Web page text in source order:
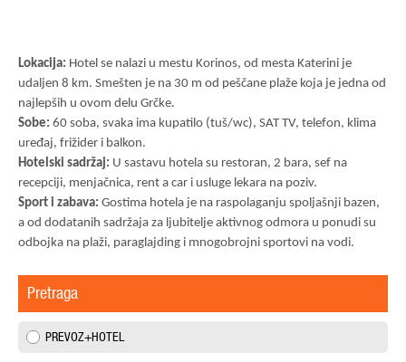
Lokacija: Hotel se nalazi u mestu Korinos, od mesta Katerini je
udaljen 8 km. Smešten je na 30 m od peščane plaže koja je jedna od
najlepših u ovom delu Grčke.
Sobe: 60 soba, svaka ima kupatilo (tuš/wc), SAT TV, telefon, klima
uređaj, frižider i balkon.
Hotelski sadržaj: U sastavu hotela su restoran, 2 bara, sef na
recepciji, menjačnica, rent a car i usluge lekara na poziv.
Sport i zabava: Gostima hotela je na raspolaganju spoljašnji bazen,
a od dodatanih sadržaja za ljubitelje aktivnog odmora u ponudi su
odbojka na plaži, paraglajding i mnogobrojni sportovi na vodi.
Pretraga
PREVOZ+HOTEL